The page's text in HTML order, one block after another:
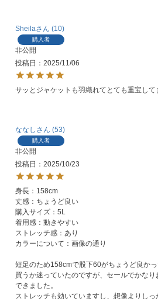
Sheila 10
購入者
非公開
投稿日
2025/11/06
サッとジャケットも羽織れてとても重宝して
ななし 53
購入者
非公開
投稿日
2025/10/23
身長：158cm
丈感：ちょうど良い
購入サイズ：5L
着用感：動きやすい
ストレッチ感：あり
カラーについて：画像の通り
短足のため158cmで股下60がちょうど良かっ
買うか迷っていたのですが、セールでかなり
できました。
ストレッチも効いていますし、想像よりしっ